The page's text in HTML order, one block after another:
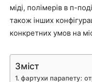
міді, полімерів в п-
також інших
конкретних умов на
Зміст
фартухи парапету: